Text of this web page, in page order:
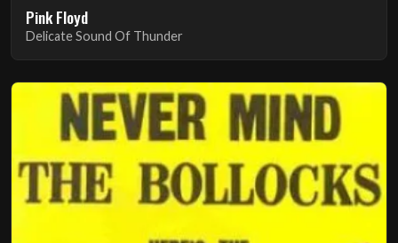
Pink Floyd
Delicate Sound Of Thunder